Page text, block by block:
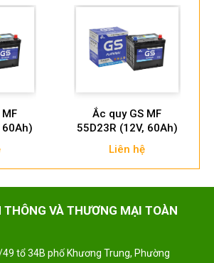
60Ah)
Ắc quy GS MF
55D23R (12V, 60Ah)
Liên hệ
THÔNG VÀ THƯƠNG MẠI TOÀN
tổ 34B phố Khương Trung, Phường